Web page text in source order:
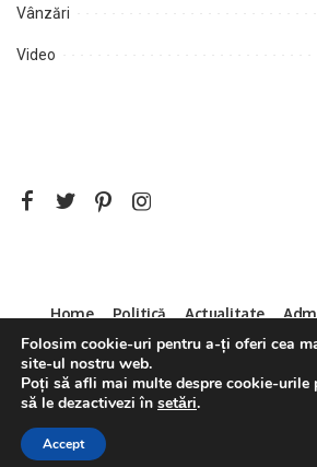
Vânzări
Video
Home Politică Actualitate
Sport
Mica Publicitate
©2021 Pixwell made with Love, powered
Folosim cookie-uri pentru a-ți oferi cea
site-ul nostru web.
Poți să afli mai multe despre cookie-urile
să le dezactivezi în setări.
Accept